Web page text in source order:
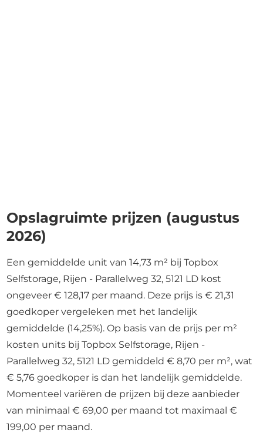
Opslagruimte prijzen (augustus
2026)
Een gemiddelde unit van 14,73 m² bij Topbox
Selfstorage, Rijen - Parallelweg 32, 5121 LD kost
ongeveer € 128,17 per maand. Deze prijs is € 21,31
goedkoper vergeleken met het landelijk
gemiddelde (14,25%). Op basis van de prijs per m²
kosten units bij Topbox Selfstorage, Rijen -
Parallelweg 32, 5121 LD gemiddeld € 8,70 per m², wat
€ 5,76 goedkoper is dan het landelijk gemiddelde.
Momenteel variëren de prijzen bij deze aanbieder
van minimaal € 69,00 per maand tot maximaal €
199,00 per maand.